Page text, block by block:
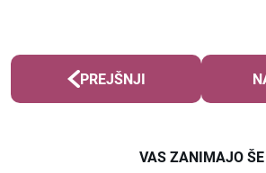
PREJŠNJI
VAS ZANIMAJO ŠE